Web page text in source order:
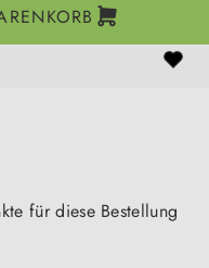
für diese Bestellung